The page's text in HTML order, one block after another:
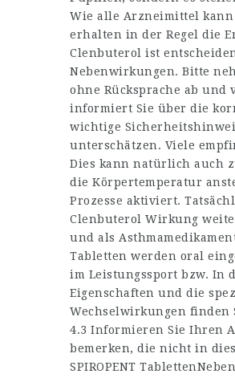
Wie alle Arzneimittel kann
erhalten in der Regel die
Clenbuterol ist
Nebenwirkungen. Bitte
ohne Rücksprache ab und
informiert Sie über die
wichtige
unterschätzen. Viele
Dies kann natürlich auch
die Körpertemperatur
Prozesse aktiviert.
Clenbuterol Wirkung
und als
Tabletten werden oral
im Leistungssport bzw. In
Eigenschaften und die
Wechselwirkungen finden
4.3 Informieren Sie Ihren
bemerken, die nicht in
SPIROPENT